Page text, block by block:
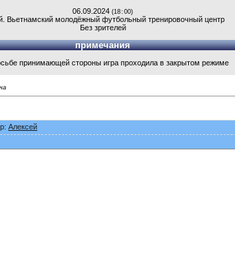
06.09.2024 (18 : 00)
. Вьетнамский молодёжный футбольный тренировочный центр
Без зрителей
примечания
принимающей стороны игра проходила в закрытом режиме
Алексей